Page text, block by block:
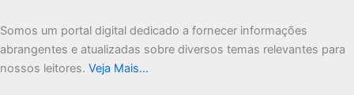
Somos um portal digital dedicado a fornecer informações
abrangentes e atualizadas sobre diversos temas relevantes para
nossos leitores. Veja Mais…